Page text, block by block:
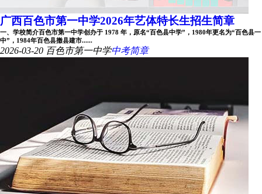
广西百色市第一中学2026年艺体特长生招生简章
一、学校简介百色市第一中学创办于 1978 年，原名“百色县中学”，1980年更名为“百色县一
中”，1984年百色县撤县建市......
2026-03-20 百色市第一中学中考简章